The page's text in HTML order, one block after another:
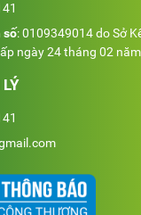
số: 0109349014 do Sở
ngày 24 tháng 02